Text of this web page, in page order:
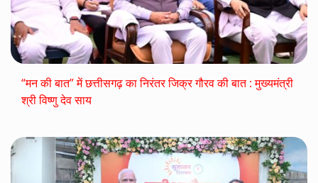
“मन की बात” में छत्तीसगढ़ का निरंतर जिक्र गौरव की बात : मुख्यमंत्री
श्री विष्णु देव साय